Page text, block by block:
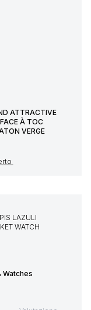
ATTRACTIVE
À TOC
VERGE